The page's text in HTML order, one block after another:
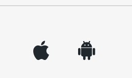
appleinc android